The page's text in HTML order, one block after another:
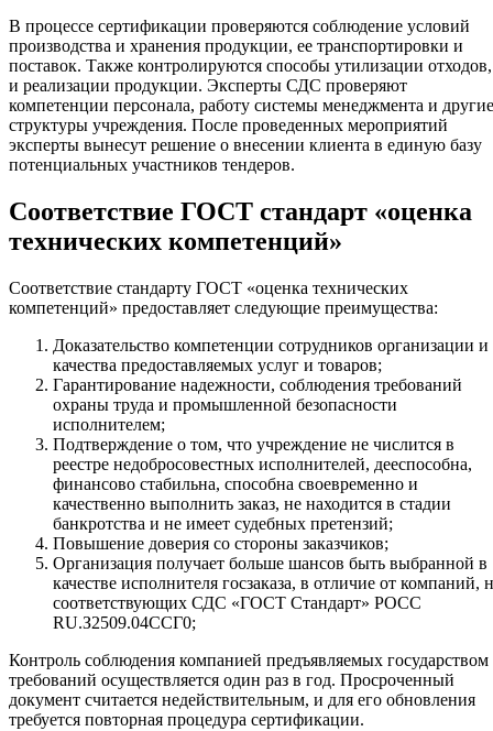
В процессе сертификации проверяются соблюдение условий
производства и хранения продукции, ее транспортировки и
поставок. Также контролируются способы утилизации отходов,
и реализации продукции. Эксперты СДС проверяют
компетенции персонала, работу системы менеджмента и другие
структуры учреждения. После проведенных мероприятий
эксперты вынесут решение о внесении клиента в единую базу
потенциальных участников тендеров.
Соответствие ГОСТ стандарт «оценка
технических компетенций»
Соответствие стандарту ГОСТ «оценка технических
компетенций» предоставляет следующие преимущества:
Доказательство компетенции сотрудников организации и
качества предоставляемых услуг и товаров;
Гарантирование надежности, соблюдения требований
охраны труда и промышленной безопасности
исполнителем;
Подтверждение о том, что учреждение не числится в
реестре недобросовестных исполнителей, дееспособна,
финансово стабильна, способна своевременно и
качественно выполнить заказ, не находится в стадии
банкротства и не имеет судебных претензий;
Повышение доверия со стороны заказчиков;
Организация получает больше шансов быть выбранной в
качестве исполнителя госзаказа, в отличие от компаний,
соответствующих СДС «ГОСТ Стандарт» РОСС
RU.З2509.04ССГ0;
Контроль соблюдения компанией предъявляемых государством
требований осуществляется один раз в год. Просроченный
документ считается недействительным, и для его обновления
требуется повторная процедура сертификации.